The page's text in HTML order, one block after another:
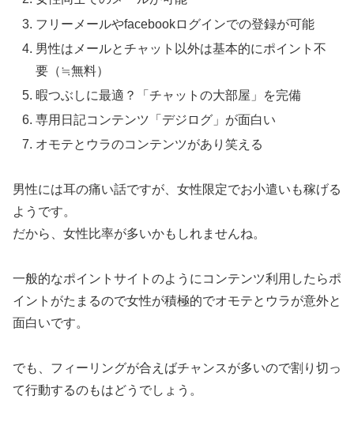
フリーメールやfacebookログインでの登録が可能
男性はメールとチャット以外は基本的にポイント不
要（≒無料）
暇つぶしに最適？「チャットの大部屋」を完備
専用日記コンテンツ「デジログ」が面白い
オモテとウラのコンテンツがあり笑える
男性には耳の痛い話ですが、女性限定でお小遣いも稼げる
ようです。
だから、女性比率が多いかもしれませんね。
一般的なポイントサイトのようにコンテンツ利用したらポ
イントがたまるので女性が積極的でオモテとウラが意外と
面白いです。
でも、フィーリングが合えばチャンスが多いので割り切っ
て行動するのもはどうでしょう。